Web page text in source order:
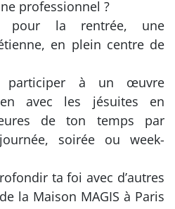
professionnel ?
pour la rentrée, une
en plein centre de
participer à un œuvre
avec les jésuites en
de ton temps par
soirée ou week-
ta foi avec d’autres
la Maison MAGIS à Paris